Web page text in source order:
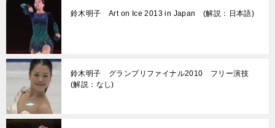
鈴木明子 Art on Ice 2013 in Japan (解説：日本語)
鈴木明子 グランプリファイナル2010 フリー演技
(解説：なし)